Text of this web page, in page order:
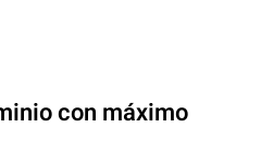
con máximo